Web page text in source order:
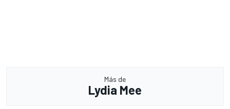
Más de
Lydia Mee